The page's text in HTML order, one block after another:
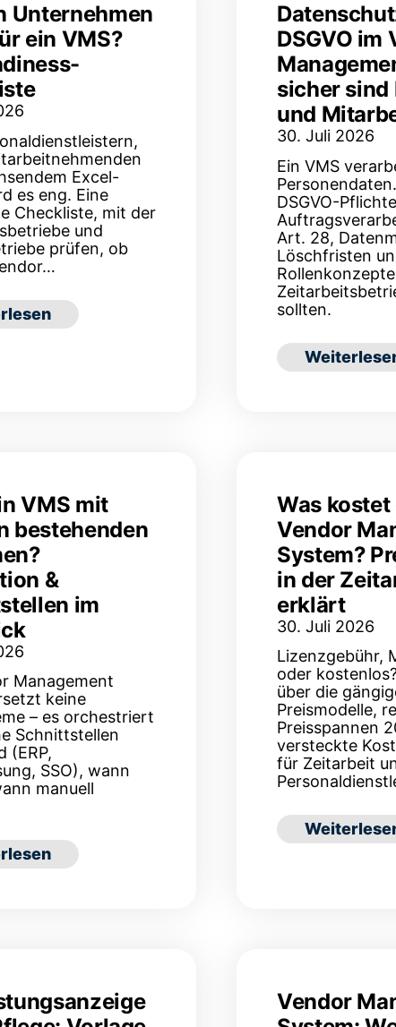
Unternehmen
ein VMS?
Excel-
es eng. Eine
Checkliste, mit der
und
prüfen, ob
Unternehmen bereit für ein VMS? Die
DSGVO im
sicher sind
und
30. Juli 2026
Ein VMS
DSGVO-
Art. 28,
Löschfristen
sollten.
:
VMS mit
bestehenden
&
im
Management
keine
– es orchestriert
Schnittstellen
(ERP,
SSO), wann
manuell
ein VMS mit unseren bestehenden Systemen?
Was kostet
Vendor
System?
in der
erklärt
30. Juli 2026
Lizenzgebühr,
oder
über die
Preismodelle,
Preisspannen
versteckte
für Zeitarbeit
: Was
Vendor